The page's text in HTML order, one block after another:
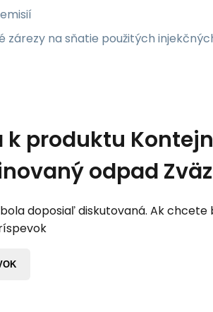
zárezy na sňatie použitých
k produktu
odpad
doposiaľ diskutovaná. Ak chcete